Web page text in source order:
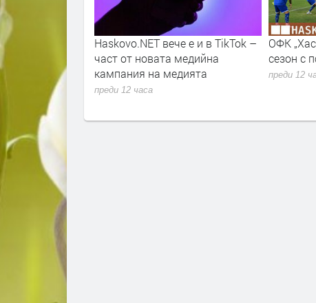
риск от
Хасково от 7
Haskovo.NET вече е и в TikTok –
част от новата медийна
кампания на медията
преди 12 часа
ОФК
сезон с
преди 12